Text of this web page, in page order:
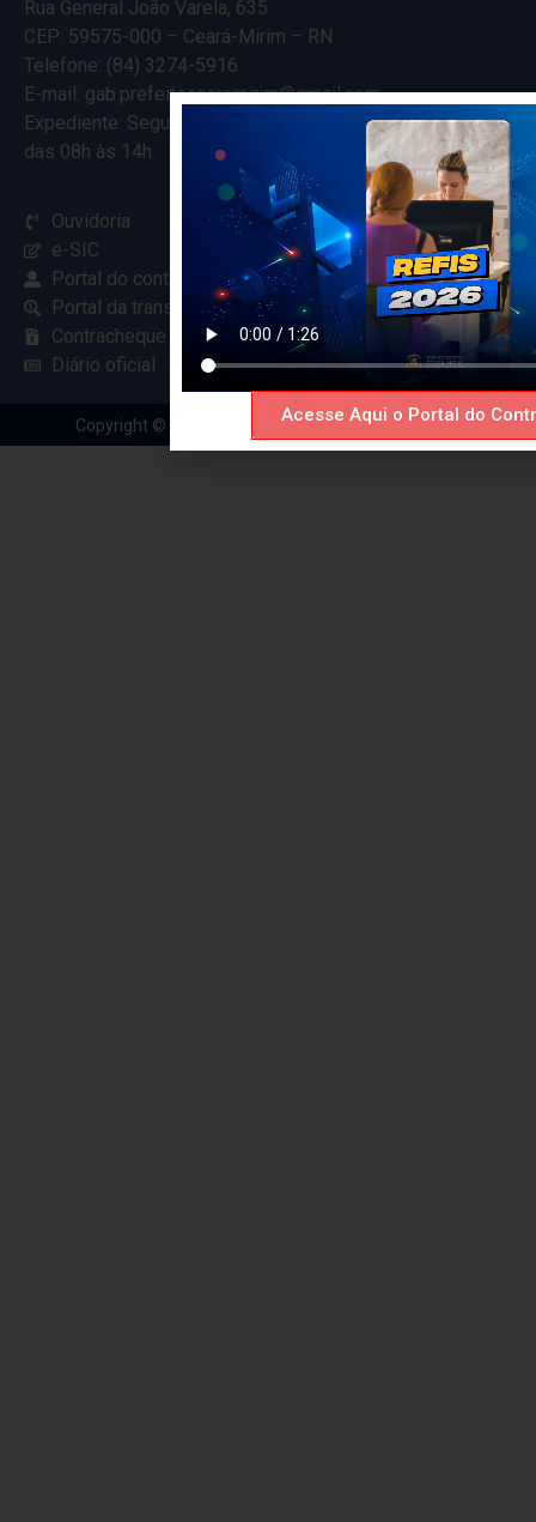
Rua General João Varela, 635
CEP: 59575-000 – Ceará-Mirim – RN
Telefone: (84) 3274-5916
E-mail: gab.prefeitocearamirim@gmail.com
Expediente: Segunda à Sexta
das 08h às 14h
Ouvidoria
e-SIC
Portal do contribuinte
Portal da transparência
Contracheque online
Diário oficial
Copyright © 2024 Criado com pela Renovar Web
Acesse Aqui o Portal do